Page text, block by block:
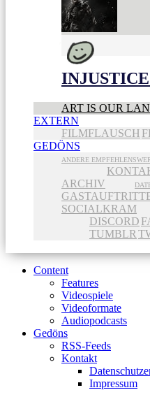
ART IS OUR
EXTERN
FILMFLAUSCH
GEDÖNS
ANDERE
ARCHIV
SOCIALKRAM
DISCORD
TUMBLR
Content
Features
Videospiele
Videoformate
Audiopodcasts
Gedöns
RSS-Feeds
Kontakt
Impressum